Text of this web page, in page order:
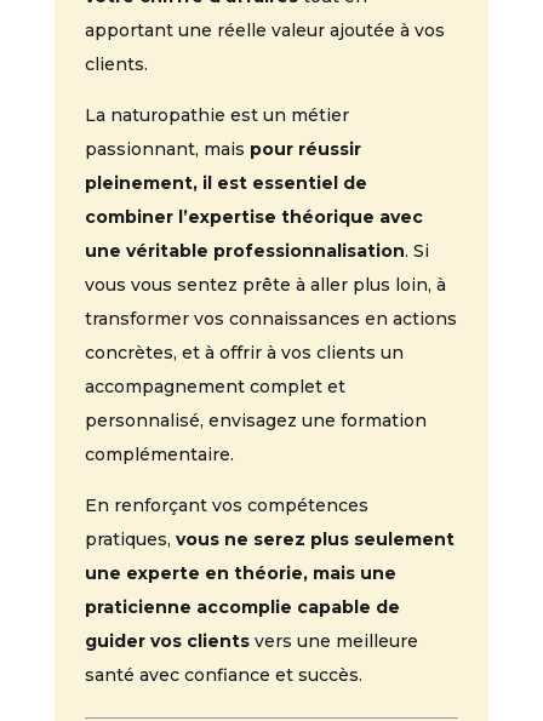
apportant une réelle valeur ajoutée à vos
clients.
La naturopathie est un métier
passionnant, mais pour réussir
pleinement, il est essentiel de
combiner l’expertise théorique avec
une véritable professionnalisation. Si
vous vous sentez prête à aller plus loin, à
transformer vos connaissances en actions
concrètes, et à offrir à vos clients un
accompagnement complet et
personnalisé, envisagez une formation
complémentaire.
En renforçant vos compétences
pratiques, vous ne serez plus seulement
une experte en théorie, mais une
praticienne accomplie capable de
guider vos clientsvers une meilleure
santé avec confiance et succès.